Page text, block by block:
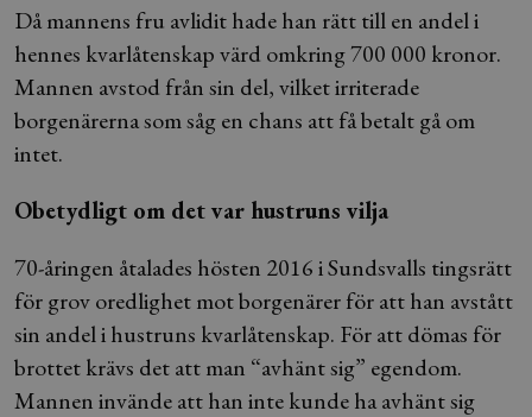
Då mannens fru avlidit hade han rätt till en andel i
hennes kvarlåtenskap värd omkring 700 000 kronor.
Mannen avstod från sin del, vilket irriterade
borgenärerna som såg en chans att få betalt gå om
intet.
Obetydligt om det var hustruns vilja
70-åringen åtalades hösten 2016 i Sundsvalls tingsrätt
för grov oredlighet mot borgenärer för att han avstått
sin andel i hustruns kvarlåtenskap. För att dömas för
brottet krävs det att man “avhänt sig” egendom.
Mannen invände att han inte kunde ha avhänt sig